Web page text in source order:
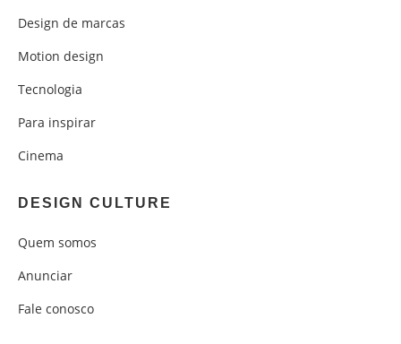
Design de marcas
Motion design
Tecnologia
Para inspirar
Cinema
DESIGN CULTURE
Quem somos
Anunciar
Fale conosco